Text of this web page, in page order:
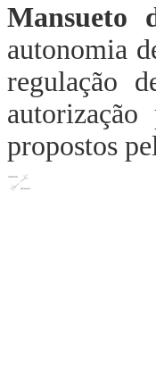
Mansueto
autonomia
regulação
propostos